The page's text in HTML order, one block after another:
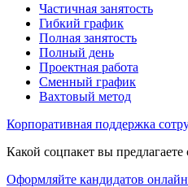
Частичная занятость
Гибкий график
Полная занятость
Полный день
Проектная работа
Сменный график
Вахтовый метод
Корпоративная поддержка
Какой соцпакет вы
Оформляйте кандидатов онлайн